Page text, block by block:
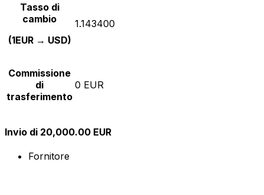
Tasso di
cambio
(1EUR → USD)
1.143400
Commissione
di
trasferimento
0 EUR
Invio di 20,000.00 EUR
Fornitore